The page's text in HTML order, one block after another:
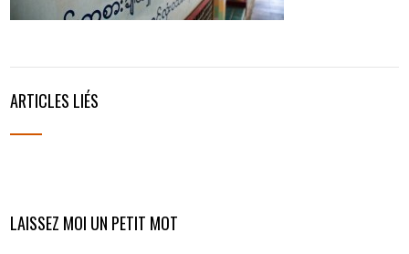
ARTICLES LIÉS
LAISSEZ MOI UN PETIT MOT